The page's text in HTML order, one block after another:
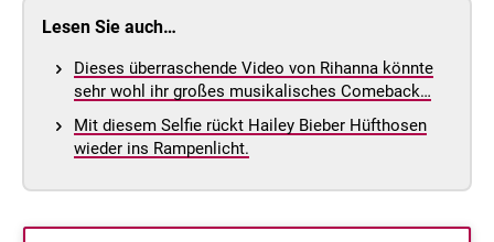
Lesen Sie auch…
Dieses überraschende Video von Rihanna könnte
sehr wohl ihr großes musikalisches Comeback…
Mit diesem Selfie rückt Hailey Bieber Hüfthosen
wieder ins Rampenlicht.